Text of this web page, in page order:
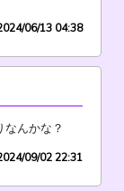
06/13 04:38
んかな？
09/02 22:31